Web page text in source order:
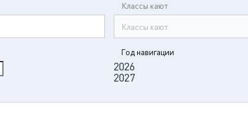
Классы кают
Классы кают
Год навигации
2026
2027